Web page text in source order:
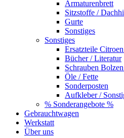
Armaturenbrett
Sitzstoffe /
Gurte
Sonstiges
Sonstiges
Ersatzteile
Bücher / Literatur
Schrauben
Öle / Fette
Sonderposten
Aufkleber /
% Sonderangebote %
Gebrauchtwagen
Werkstatt
Über uns